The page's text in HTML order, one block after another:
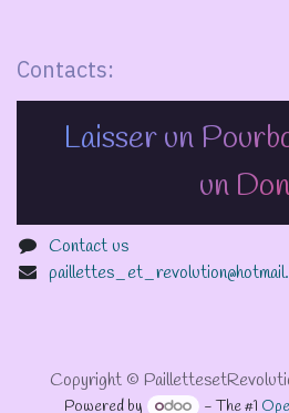
Contacts:
Laisser un
un
Contact us
Copyright ©
Powered by
- The #1